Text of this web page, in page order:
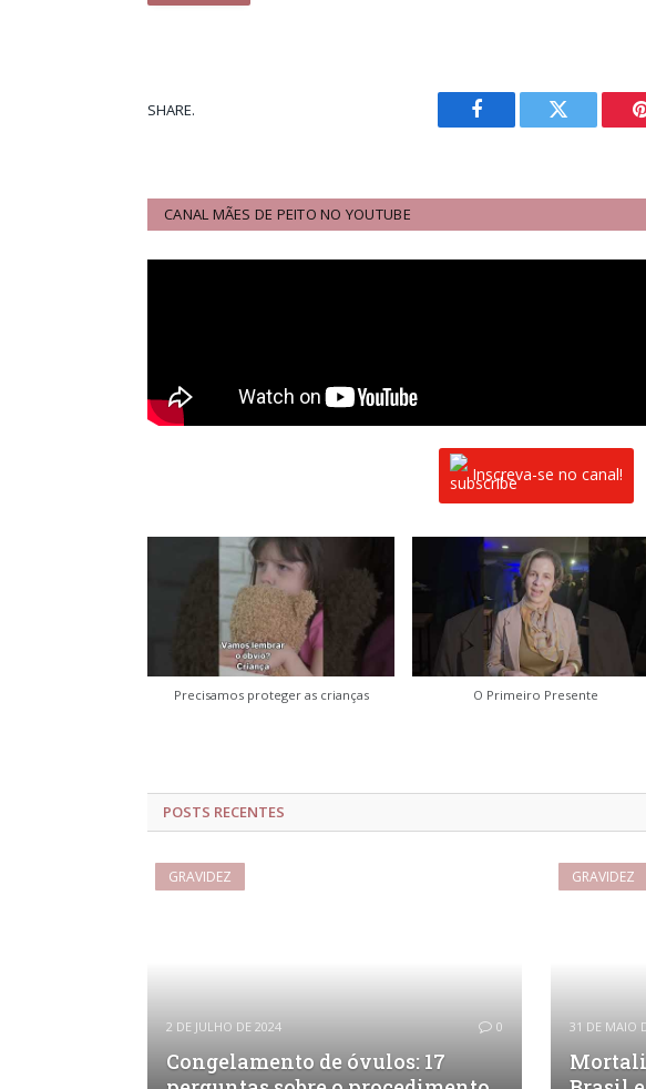
SHARE.
Facebook Twitter
CANAL MÃES DE PEITO NO YOUTUBE
Inscreva-se no canal!
Precisamos proteger as crianças O Primeiro Presente
POSTS RECENTES
GRAVIDEZ
2 DE JULHO DE 2024 0
Congelamento de óvulos: 17
GRAVIDEZ
31 DE MAIO